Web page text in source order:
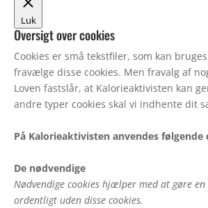
Luk
Oversigt over cookies
Cookies er små tekstfiler, som kan
fravælge disse cookies. Men fravalg af
Loven fastslår, at Kalorieaktivisten kan
andre typer cookies skal vi indhente dit
På Kalorieaktivisten anvendes følgende
De nødvendige
Nødvendige cookies hjælper med at gøre
ordentligt uden disse cookies.